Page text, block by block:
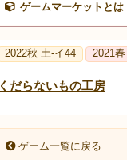
ゲームマーケットとは
2022秋 土-イ44 2021
くだらないもの工房
ゲーム一覧に戻る